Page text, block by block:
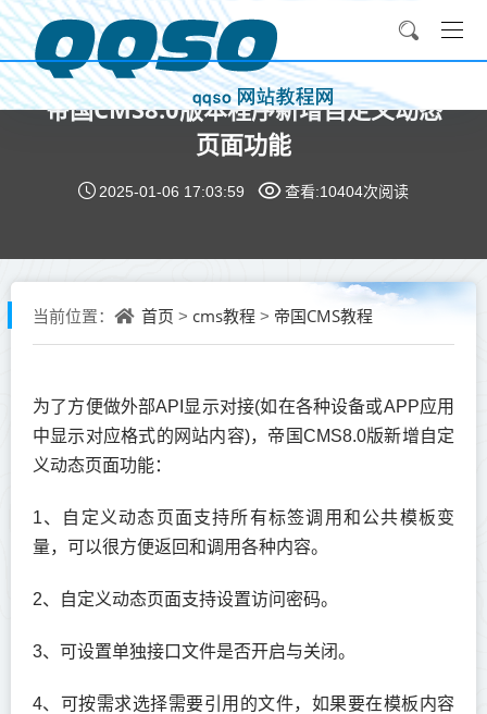
帝国CMS8.0版本程序新增自定义动态
页面功能
2025-01-06 17:03:59 查看:10404次阅读
当前位置： 首页 > cms教程 > 帝国CMS教程
为了方便做外部API显示对接(如在各种设备或APP应用
中显示对应格式的网站内容)，帝国CMS8.0版新增自定
义动态页面功能：
1、自定义动态页面支持所有标签调用和公共模板变
量，可以很方便返回和调用各种内容。
2、自定义动态页面支持设置访问密码。
3、可设置单独接口文件是否开启与关闭。
4、可按需求选择需要引用的文件，如果要在模板内容